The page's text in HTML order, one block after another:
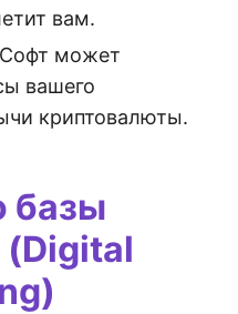
вам.
Софт может
вашего
криптовалюты.
базы
(Digital